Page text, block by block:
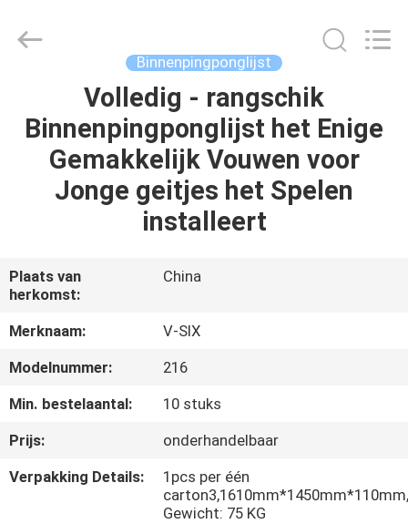
PRODUCTEN
FABRIEKSTOCHT
KWALITEITSCONTROLE
NEEM
CONTACT
MET
Ltd..
Binnenpingponglijst
Volledig - rangschik
Binnenpingponglijst het Enige
Gemakkelijk Vouwen voor
Jonge geitjes het Spelen
installeert
Plaats van
herkomst:
China
Merknaam:
V-SIX
Modelnummer:
216
Min. bestelaantal:
10 stuks
Prijs:
onderhandelbaar
Verpakking Details:
1pcs per één
Gewicht: 75 KG